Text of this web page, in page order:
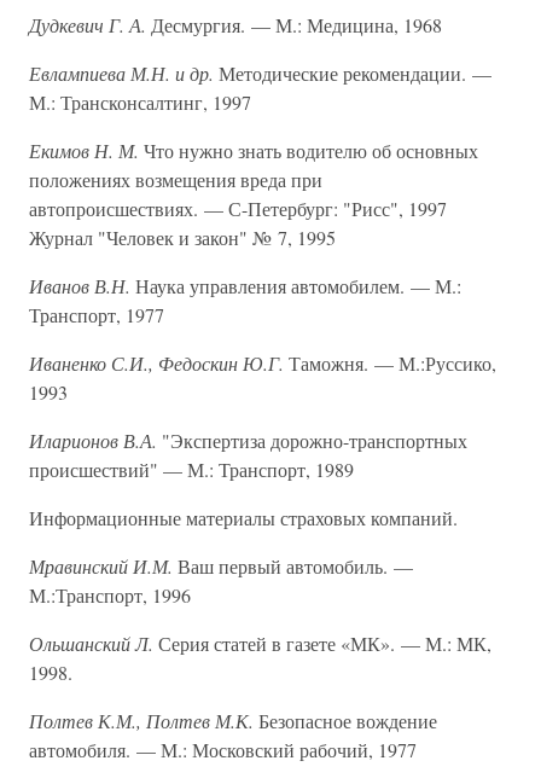
Дудкевич Г. А. Десмургия. — М.: Медицина, 1968
Евлампиева М.Н. и др. Методические рекомендации. —
М.: Трансконсалтинг, 1997
Екимов Н. М. Что нужно знать водителю об основных
положениях возмещения вреда при
автопроисшествиях. — С-Петербург: "Рисс", 1997
Журнал "Человек и закон" № 7, 1995
Иванов В.Н. Наука управления автомобилем. — М.:
Транспорт, 1977
Иваненко С.И., Федоскин Ю.Г. Таможня. — М.:Руссико,
1993
Иларионов В.А. "Экспертиза дорожно-транспортных
происшествий" — М.: Транспорт, 1989
Информационные материалы страховых компаний.
Мравинский И.М. Ваш первый автомобиль. —
М.:Транспорт, 1996
Ольшанский Л. Серия статей в газете «МК». — М.: МК,
1998.
Полтев К.М., Полтев М.К. Безопасное вождение
автомобиля. — М.: Московский рабочий, 1977